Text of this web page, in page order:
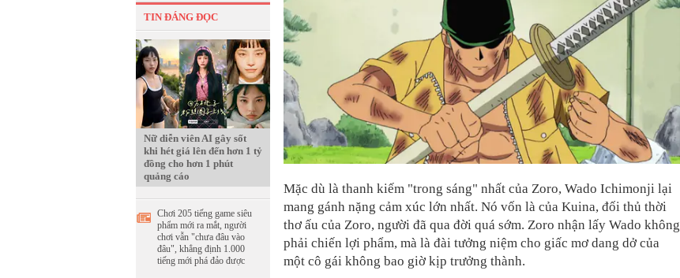
TIN ĐÁNG ĐỌC
Nữ diễn viên AI gây sốt
khi hét giá lên đến hơn 1 tỷ
đồng cho hơn 1 phút
quảng cáo
Chơi 205 tiếng game siêu
phẩm mới ra mắt, người
chơi vẫn "chưa đâu vào
đâu", khẳng định 1.000
tiếng mới phá đảo được
Mặc dù là thanh kiếm "trong sáng" nhất của Zoro, Wado Ichimonji lại
mang gánh nặng cảm xúc lớn nhất. Nó vốn là của Kuina, đối thủ thời
thơ ấu của Zoro, người đã qua đời quá sớm. Zoro nhận lấy Wado không
phải chiến lợi phẩm, mà là đài tưởng niệm cho giấc mơ dang dở của
một cô gái không bao giờ kịp trưởng thành.